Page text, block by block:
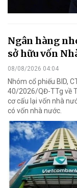
Ngân hàng
sở hữu vốn
08/08/2026 04:04
Nhóm cổ phiếu BID,
40/2026/QĐ-TTg về
cơ cấu lại vốn nhà
có vốn nhà nước.